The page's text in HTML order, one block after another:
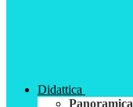
Didattica
Panoramica